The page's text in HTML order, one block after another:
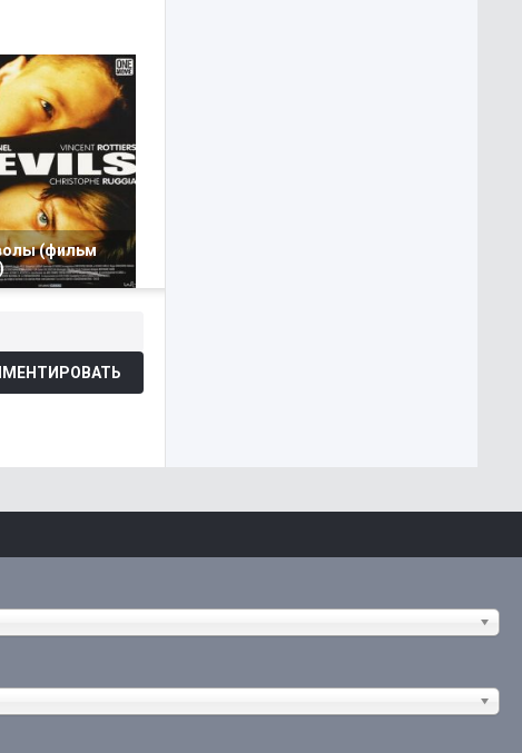
(фильм